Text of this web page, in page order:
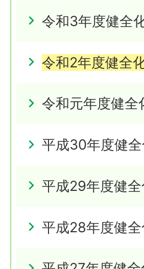
令和3年度健全
令和2年度健全
令和元年度健全
平成30年度健
平成29年度健
平成28年度健